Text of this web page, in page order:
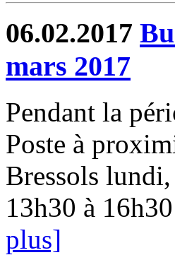
06.02.2017
mars 2017
Pendant la
Poste à
Bressols
13h30 à
plus]